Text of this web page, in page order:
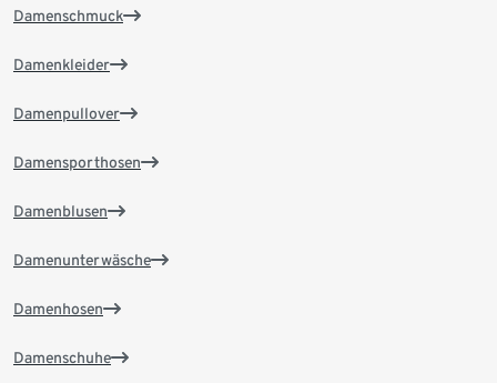
Damenschmuck
Damenkleider
Damenpullover
Damensporthosen
Damenblusen
Damenunterwäsche
Damenhosen
Damenschuhe